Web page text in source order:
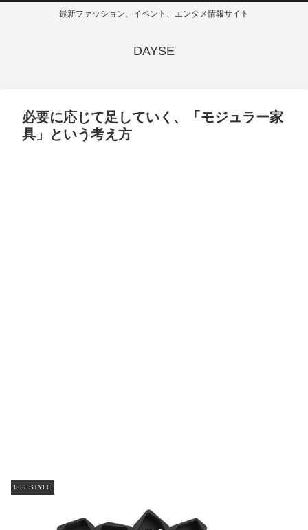
最新ファッション、イベント、エンタメ情報サイト
DAYSE
必要に応じて足していく、「モジュラー家
具」という考え方
LIFESTYLE